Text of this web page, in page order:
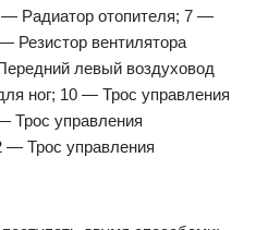
Радиатор отопителя; 7 —
Резистор вентилятора
левый воздуховод
ног; 10 — Трос управления
Трос управления
— Трос управления